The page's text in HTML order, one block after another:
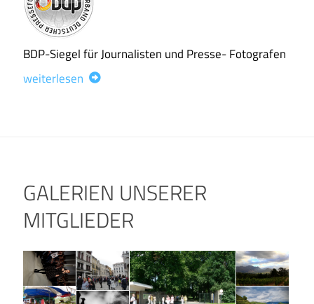
BDP-Siegel für Journalisten und Presse- Fotografen
weiterlesen
GALERIEN UNSERER
MITGLIEDER